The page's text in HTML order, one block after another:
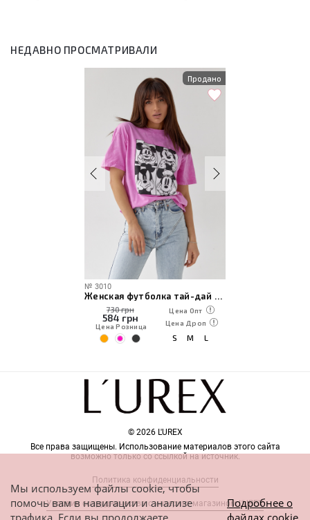
НЕДАВНО ПРОСМАТРИВАЛИ
Продано
№ 3010
Женская футболка тай-дай с принтом Микки Маус
730 грн
584 грн
Цена Розница
Цена Опт
Цена Дроп
S M L
© 2026 L'UREX
Все права защищены. Использование материалов этого сайта
возможно только со ссылкой на источник.
Политика конфиденциальности
Условия сотрудничества с интернет-магазином L'UREX
Мы используем файлы cookie, чтобы
помочь вам в навигации и анализе
трафика. Если вы продолжаете
Подробнее о
файлах cookie